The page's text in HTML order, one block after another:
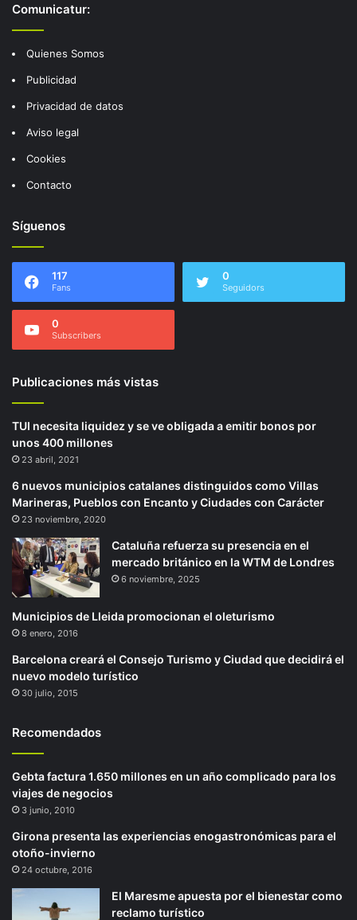
Comunicatur:
Quienes Somos
Publicidad
Privacidad de datos
Aviso legal
Cookies
Contacto
Síguenos
117
Fans
0
Seguidors
0
Subscribers
Publicaciones más vistas
TUI necesita liquidez y se ve obligada a emitir bonos por
unos 400 millones
23 abril, 2021
6 nuevos municipios catalanes distinguidos como Villas
Marineras, Pueblos con Encanto y Ciudades con Carácter
23 noviembre, 2020
Cataluña refuerza su presencia en el
mercado británico en la WTM de Londres
6 noviembre, 2025
Municipios de Lleida promocionan el oleturismo
8 enero, 2016
Barcelona creará el Consejo Turismo y Ciudad que decidirá el
nuevo modelo turístico
30 julio, 2015
Recomendados
Gebta factura 1.650 millones en un año complicado para los
viajes de negocios
3 junio, 2010
Girona presenta las experiencias enogastronómicas para el
otoño-invierno
24 octubre, 2016
El Maresme apuesta por el bienestar como
reclamo turístico